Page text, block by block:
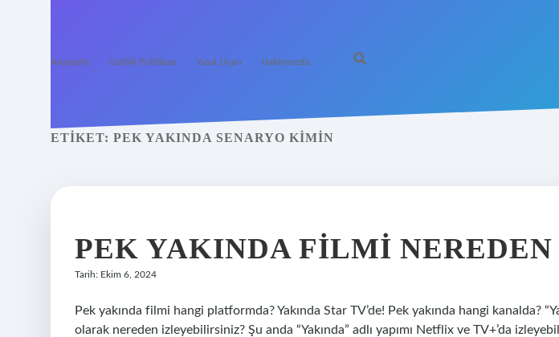
Anasayfa Gizlilik Politikası Yasal Uyarı Hakkımızda
ETIKET: PEK YAKINDA SENARYO KIMIN
PEK YAKINDA FILMI
Tarih: Ekim 6, 2024
Pek yakında filmi hangi platformda? Yakında Star TV’de! Pek yakında hangi kanalda?
olarak nereden izleyebilirsiniz? Şu anda “Yakında” adlı yapımı Netflix ve TV+’da